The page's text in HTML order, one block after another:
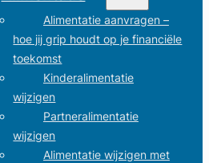
Alimentatie aanvragen –
hoe jij grip houdt op je financiële
toekomst
Kinderalimentatie
wijzigen
Partneralimentatie
wijzigen
Alimentatie wijzigen met